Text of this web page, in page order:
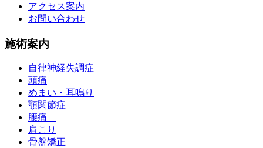
アクセス案内
お問い合わせ
施術案内
自律神経失調症
頭痛
めまい・耳鳴り
顎関節症
腰痛
肩こり
骨盤矯正